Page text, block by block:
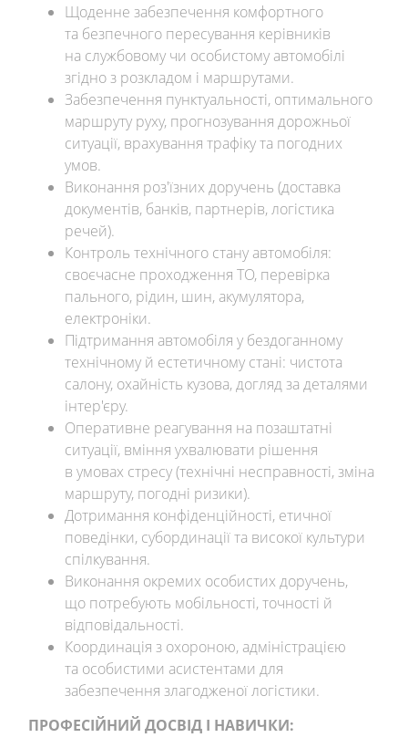
Щоденне забезпечення комфортного
та безпечного пересування керівників
на службовому чи особистому автомобілі
згідно з розкладом і маршрутами.
Забезпечення пунктуальності, оптимального
маршруту руху, прогнозування дорожньої
ситуації, врахування трафіку та погодних
умов.
Виконання роз'їзних доручень (доставка
документів, банків, партнерів, логістика
речей).
Контроль технічного стану автомобіля:
своєчасне проходження ТО, перевірка
пального, рідин, шин, акумулятора,
електроніки.
Підтримання автомобіля у бездоганному
технічному й естетичному стані: чистота
салону, охайність кузова, догляд за деталями
інтер'єру.
Оперативне реагування на позаштатні
ситуації, вміння ухвалювати рішення
в умовах стресу (технічні несправності, зміна
маршруту, погодні ризики).
Дотримання конфіденційності, етичної
поведінки, субординації та високої культури
спілкування.
Виконання окремих особистих доручень,
що потребують мобільності, точності й
відповідальності.
Координація з охороною, адміністрацією
та особистими асистентами для
забезпечення злагодженої логістики.
ПРОФЕСІЙНИЙ ДОСВІД І НАВИЧКИ: